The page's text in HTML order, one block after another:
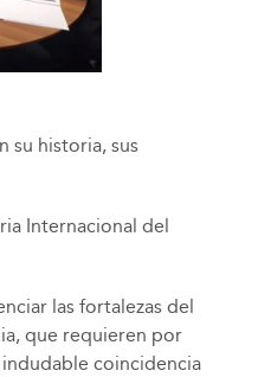
su historia, sus
Internacional del
las fortalezas del
que requieren por
coincidencia